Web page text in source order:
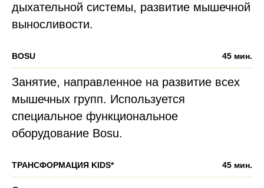
дыхательной системы, развитие мышечной
выносливости.
BOSU 45 мин.
Занятие, направленное на развитие всех
мышечных групп. Используется
специальное функциональное
оборудование Bosu.
ТРАНСФОРМАЦИЯ KIDS* 45 мин.